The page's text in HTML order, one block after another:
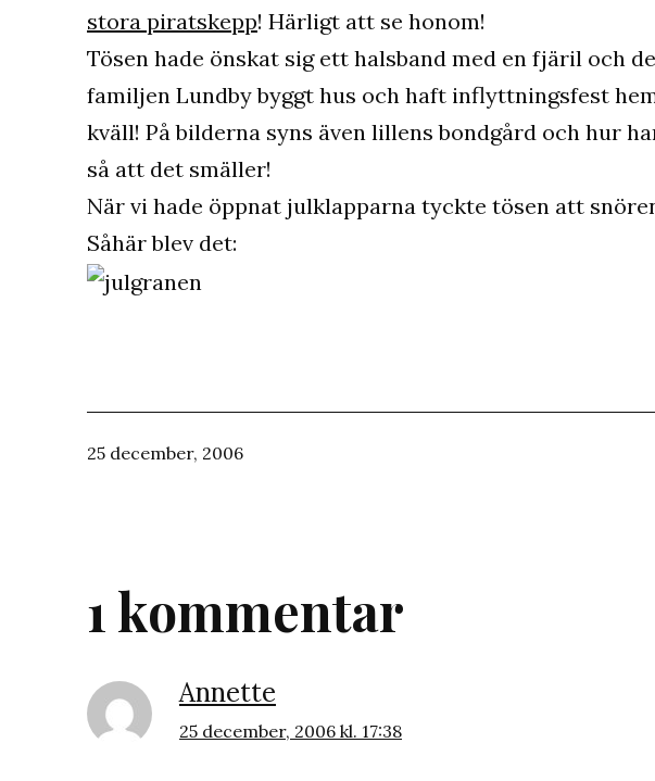
stora piratskepp! Härligt att se honom!
Tösen hade önskat sig ett halsband med en fjäril och
familjen Lundby byggt hus och haft inflyttningsfest
kväll! På bilderna syns även lillens bondgård och hur
så att det smäller!
När vi hade öppnat julklapparna tyckte tösen att
Såhär blev det:
Publicerat
25 december, 2006
1 kommentar
Annette
25 december, 2006 kl. 17:38